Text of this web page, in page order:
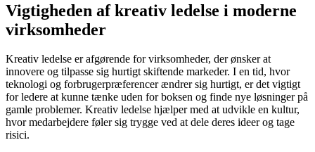
Vigtigheden af kreativ ledelse i moderne
virksomheder
Kreativ ledelse er afgørende for virksomheder, der ønsker at
innovere og tilpasse sig hurtigt skiftende markeder. I en tid, hvor
teknologi og forbrugerpræferencer ændrer sig hurtigt, er det vigtigt
for ledere at kunne tænke uden for boksen og finde nye løsninger på
gamle problemer. Kreativ ledelse hjælper med at udvikle en kultur,
hvor medarbejdere føler sig trygge ved at dele deres ideer og tage
risici.